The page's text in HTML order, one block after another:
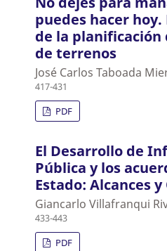
puedes hacer
de la planificación
de terrenos
José Carlos Taboada
417-431
PDF
El Desarrollo de
Pública y los
Estado: Alcances
Giancarlo Villafranqui
433-443
PDF